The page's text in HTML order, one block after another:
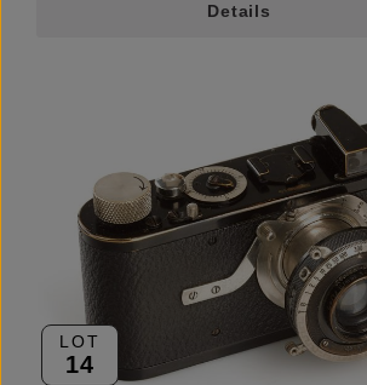
Details
LOT
14